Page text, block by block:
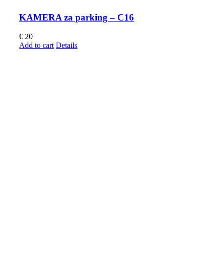
KAMERA za parking – C16
€ 20
Add to cart Details